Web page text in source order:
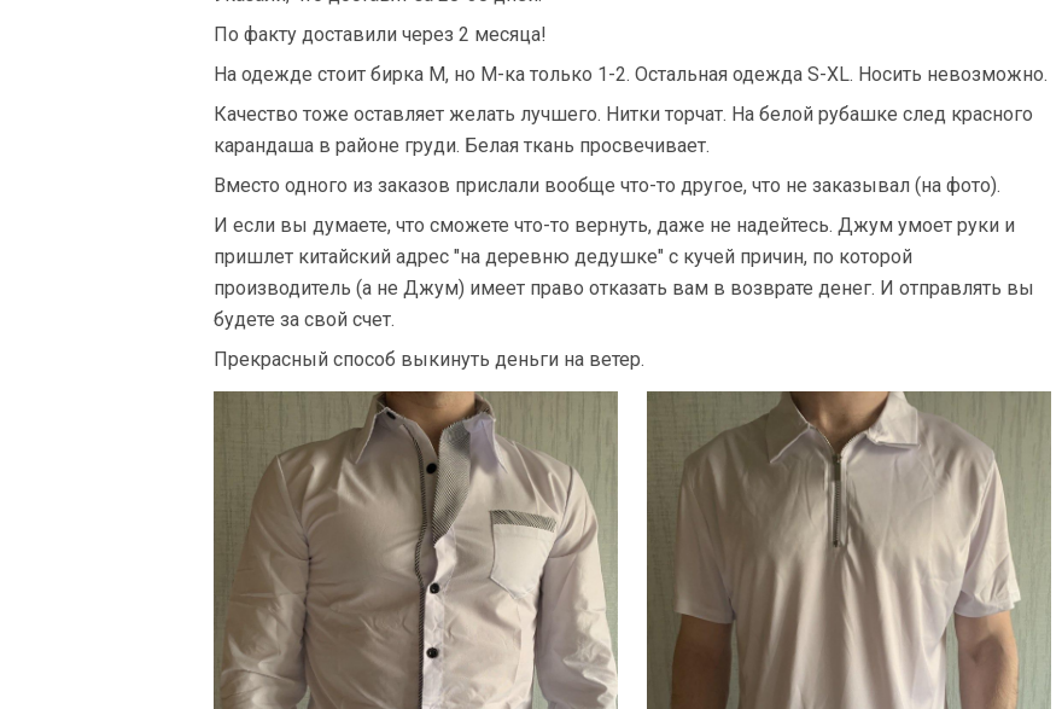
По факту доставили через 2 месяца!
На одежде стоит бирка М, но М-ка только 1-2. Остальная одежда S-XL. Носить невозможно.
Качество тоже оставляет желать лучшего. Нитки торчат. На белой рубашке след красного
карандаша в районе груди. Белая ткань просвечивает.
Вместо одного из заказов прислали вообще что-то другое, что не заказывал (на фото).
И если вы думаете, что сможете что-то вернуть, даже не надейтесь. Джум умоет руки и
пришлет китайский адрес "на деревню дедушке" с кучей причин, по которой
производитель (а не Джум) имеет право отказать вам в возврате денег. И отправлять вы
будете за свой счет.
Прекрасный способ выкинуть деньги на ветер.